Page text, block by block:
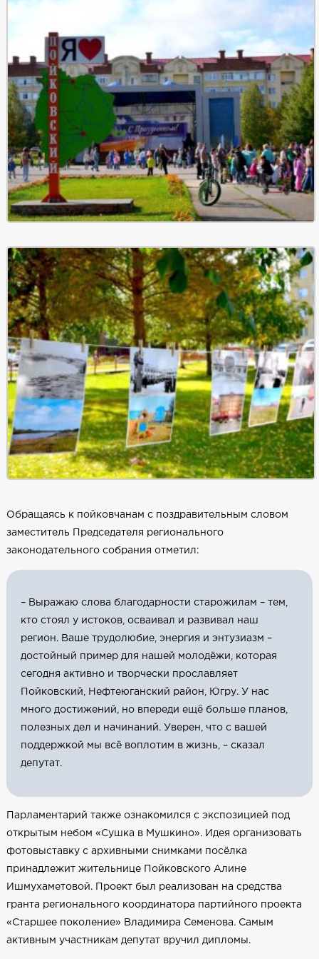
Обращаясь к пойковчанам с поздравительным словом
заместитель Председателя регионального
законодательного собрания отметил:
– Выражаю слова благодарности старожилам – тем,
кто стоял у истоков, осваивал и развивал наш
регион. Ваше трудолюбие, энергия и энтузиазм –
достойный пример для нашей молодёжи, которая
сегодня активно и творчески прославляет
Пойковский, Нефтеюганский район, Югру. У нас
много достижений, но впереди ещё больше планов,
полезных дел и начинаний. Уверен, что с вашей
поддержкой мы всё воплотим в жизнь, – сказал
депутат.
Парламентарий также ознакомился с экспозицией под
открытым небом «Сушка в Мушкино». Идея организовать
фотовыставку с архивными снимками посёлка
принадлежит жительнице Пойковского Алине
Ишмухаметовой. Проект был реализован на средства
гранта регионального координатора партийного проекта
«Старшее поколение» Владимира Семенова. Самым
активным участникам депутат вручил дипломы.